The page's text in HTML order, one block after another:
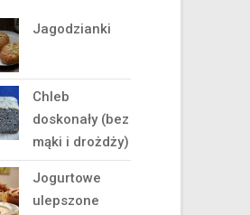
Jagodzianki
Chleb
doskonały (bez
mąki i drożdży)
Jogurtowe
ulepszone